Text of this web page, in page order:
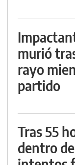
murió
rayo
partido
Tras 55
dentro